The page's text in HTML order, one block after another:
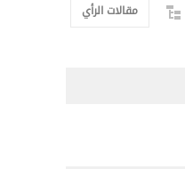
مقالات الرأي